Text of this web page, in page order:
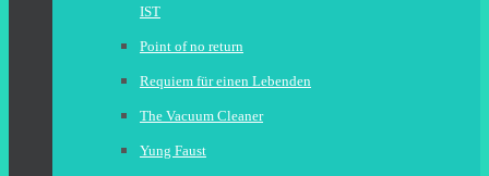
IST
Point of no return
Requiem für einen Lebenden
The Vacuum Cleaner
Yung Faust